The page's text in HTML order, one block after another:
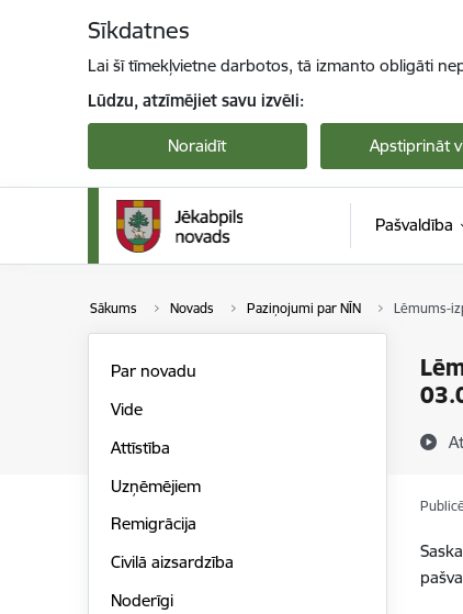
Sīkdatnes
Lai šī tīmekļvietne darbotos, tā izmanto obligāti
Lūdzu, atzīmējiet savu izvēli:
Noraidīt Apstiprināt
Pašvaldība
Sākums Novads Paziņojumi par NĪN Lēmums-
Par novadu
Vide
Attīstība
Uzņēmējiem
Remigrācija
Civilā aizsardzība
Noderīgi